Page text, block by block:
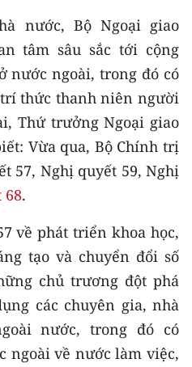
và Tây
Minh
nước, Bộ Ngoại giao
tâm sâu sắc tới cộng
nước ngoài, trong đó có
thức thanh niên người
Thứ trưởng Ngoại giao
Vừa qua, Bộ Chính trị
57, Nghị quyết 59, Nghị
68.
về phát triển khoa học,
tạo và chuyển đổi số
chủ trương đột phá
các chuyên gia, nhà
nước, trong đó có
ngoài về nước làm việc,